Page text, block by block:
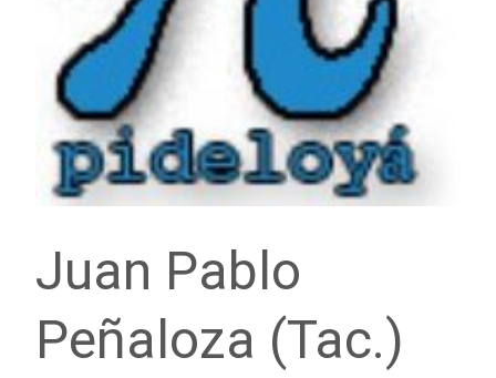
Juan Pablo
Peñaloza (Tac.)